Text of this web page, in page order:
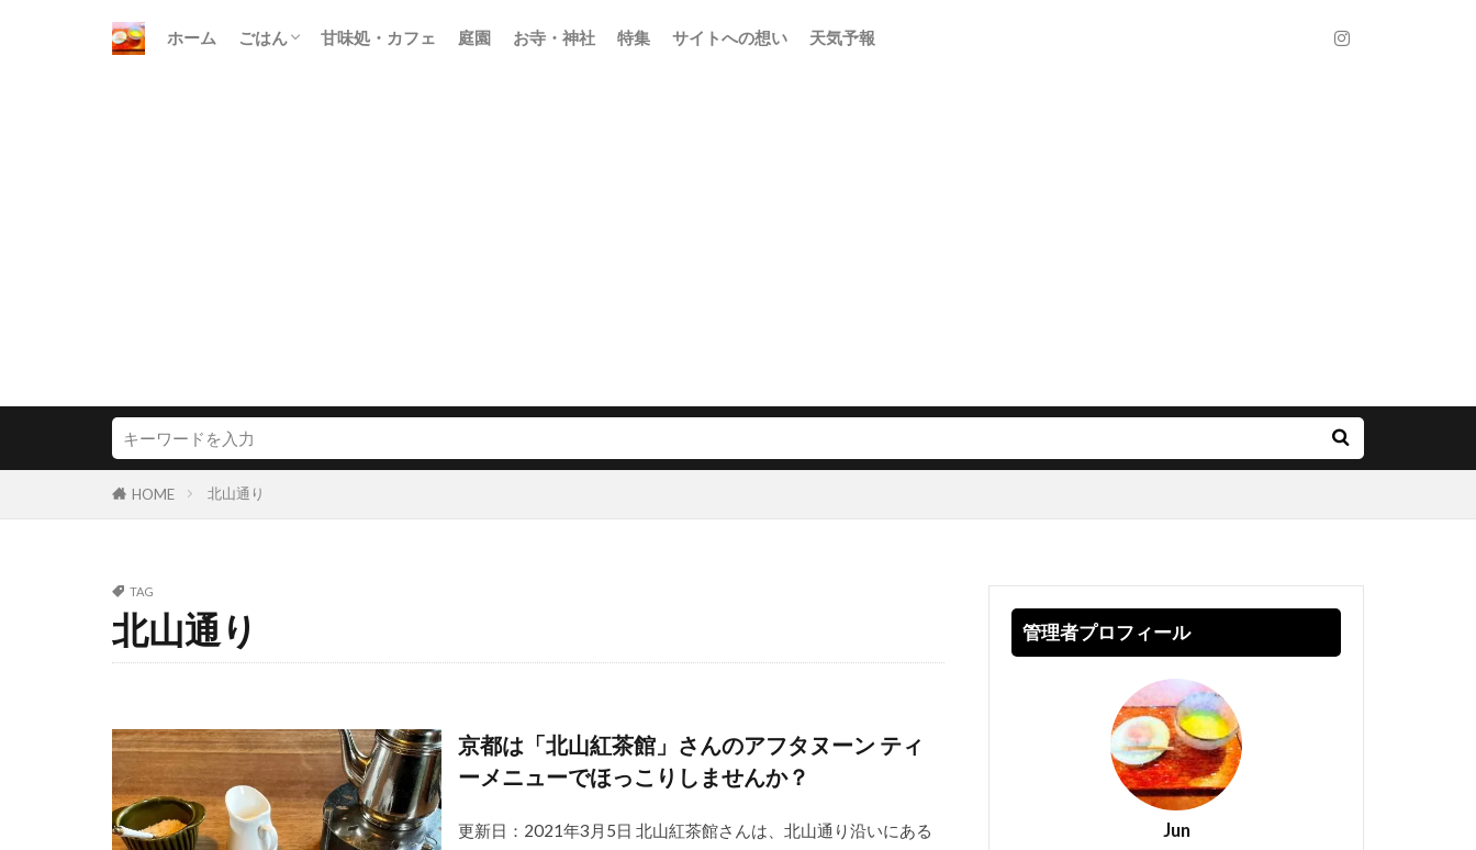
ホーム ごはん 甘味処・カフェ 庭園 お寺・神社 特集 サイトへの想い 天気予報
HOME 北山通り
TAG
北山通り
京都は「北山紅茶館」さんのアフタヌーン ティ
ーメニューでほっこりしませんか？
更新日：2021年3月5日 北山紅茶館さんは、北山通り沿いにある
管理者プロフィール
Jun